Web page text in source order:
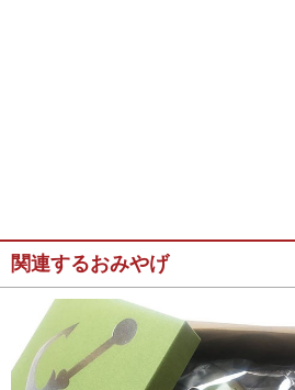
関連するおみやげ